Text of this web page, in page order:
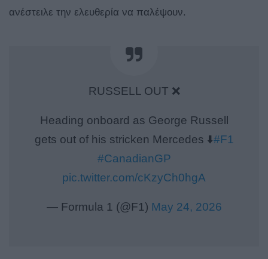
ανέστειλε την ελευθερία να παλέψουν.
RUSSELL OUT ❌
Heading onboard as George Russell
gets out of his stricken Mercedes ⬇️#F1
#CanadianGP
pic.twitter.com/cKzyCh0hgA
— Formula 1 (@F1) May 24, 2026